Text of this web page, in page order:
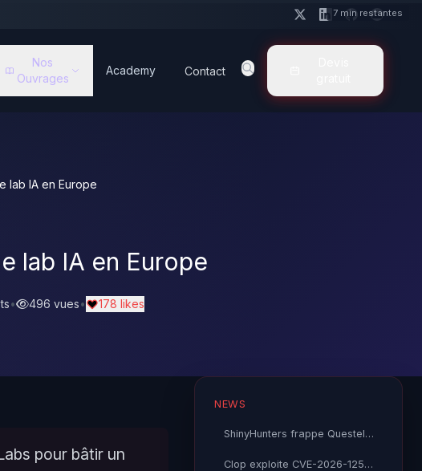
Nos
Ouvrages
Academy Contact
lab IA en Europe
lab IA en Europe
• 496 vues• 178 likes
pour bâtir un
NEWS
ShinyHunters frappe Questel SAS : 21 millions de records Salesforce volés
Clop exploite CVE-2026-12569 dans PTC Windchill : l'industrie sous feu
7 min restantes